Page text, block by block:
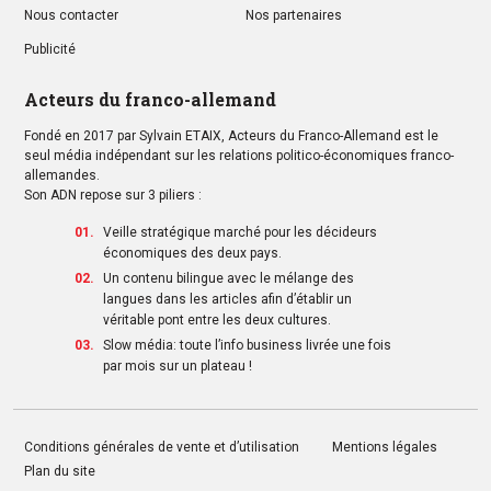
Nous contacter Nos partenaires
Publicité
Acteurs du franco-allemand
Fondé en 2017 par Sylvain ETAIX, Acteurs du Franco-Allemand est le
seul média indépendant sur les relations politico-économiques franco-
allemandes.
Son ADN repose sur 3 piliers :
Veille stratégique marché pour les décideurs
économiques des deux pays.
Un contenu bilingue avec le mélange des
langues dans les articles afin d’établir un
véritable pont entre les deux cultures.
Slow média: toute l’info business livrée une fois
par mois sur un plateau !
Conditions générales de vente et d’utilisation
Mentions légales
Plan du site